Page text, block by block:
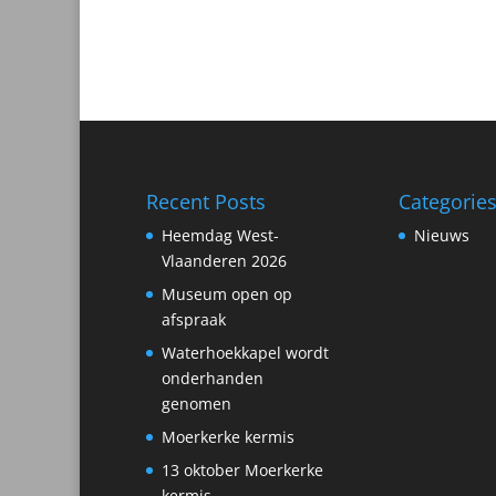
Recent Posts
Heemdag West-
Vlaanderen 2026
Museum open op
afspraak
Waterhoekkapel wordt
onderhanden
genomen
Moerkerke kermis
13 oktober Moerkerke
Categories
Nieuws